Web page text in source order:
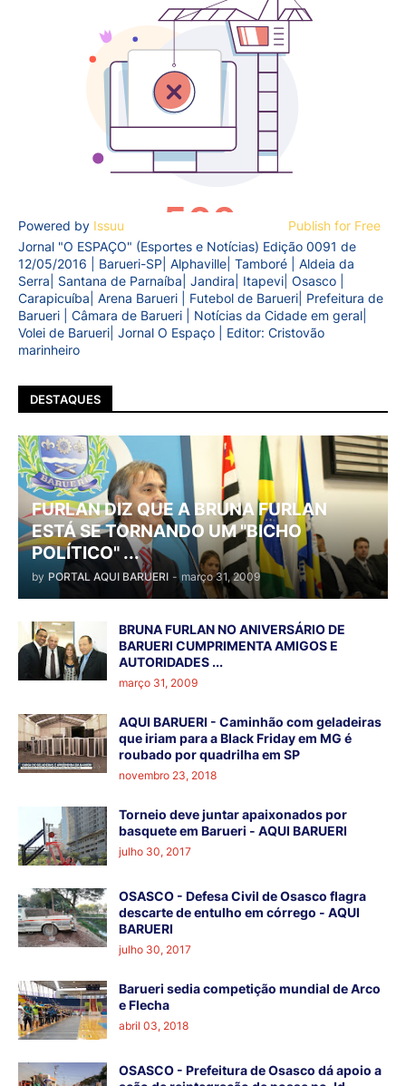
Powered by Issuu
Publish for Free
Jornal "O ESPAÇO" (Esportes e Notícias) Edição 0091 de
12/05/2016 | Barueri-SP| Alphaville| Tamboré | Aldeia da
Serra| Santana de Parnaíba| Jandira| Itapevi| Osasco |
Carapicuíba| Arena Barueri | Futebol de Barueri| Prefeitura de
Barueri | Câmara de Barueri | Notícias da Cidade em geral|
Volei de Barueri| Jornal O Espaço | Editor: Cristovão
marinheiro
DESTAQUES
FURLAN DIZ QUE A BRUNA FURLAN
ESTÁ SE TORNANDO UM "BICHO
POLÍTICO" ...
by PORTAL AQUI BARUERI - março 31, 2009
BRUNA FURLAN NO ANIVERSÁRIO DE
BARUERI CUMPRIMENTA AMIGOS E
AUTORIDADES ...
março 31, 2009
AQUI BARUERI - Caminhão com geladeiras
que iriam para a Black Friday em MG é
roubado por quadrilha em SP
novembro 23, 2018
Torneio deve juntar apaixonados por
basquete em Barueri - AQUI BARUERI
julho 30, 2017
OSASCO - Defesa Civil de Osasco flagra
descarte de entulho em córrego - AQUI
BARUERI
julho 30, 2017
Barueri sedia competição mundial de Arco
e Flecha
abril 03, 2018
OSASCO - Prefeitura de Osasco dá apoio a